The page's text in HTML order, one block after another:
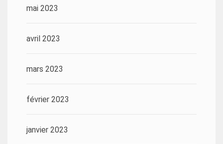
mai 2023
avril 2023
mars 2023
février 2023
janvier 2023